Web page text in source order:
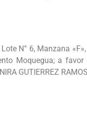
N° 6, Manzana
Moquegua; a
GUTIERREZ